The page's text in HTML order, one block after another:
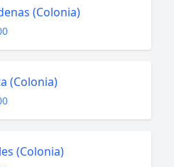
(Colonia)
(Colonia)
(Colonia)